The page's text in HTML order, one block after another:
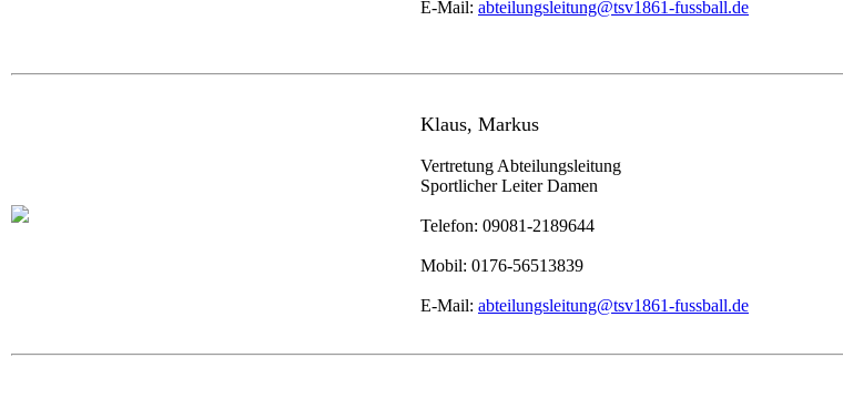
E-Mail: abteilungsleitung@tsv1861-fussball.de
Klaus, Markus
Vertretung Abteilungsleitung
Sportlicher Leiter Damen
Telefon: 09081-2189644
Mobil: 0176-56513839
E-Mail: abteilungsleitung@tsv1861-fussball.de